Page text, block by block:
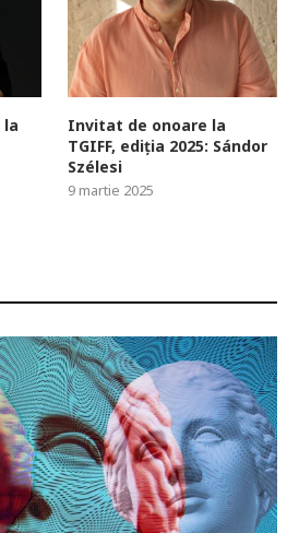
Invitat de onoare la
TGIFF, ediția 2025: Sándor
Szélesi
9 martie 2025